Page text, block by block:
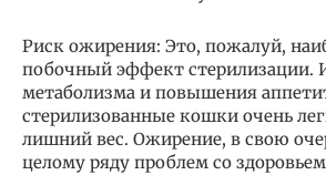
Риск ожирения: Это, пожалуй,
побочный эффект стерилизации.
метаболизма и повышения
стерилизованные кошки очень
лишний вес. Ожирение, в свою
целому ряду проблем со